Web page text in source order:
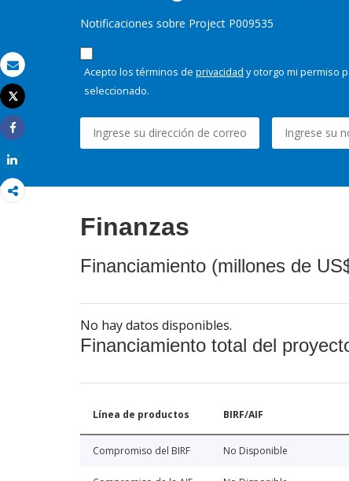
Correo electrónico
Imprimir
Tweet
Share
Notificaciones sobre Project P009535
Acepto los términos de privacidad y otorgo mi permiso
seleccionado.
Finanzas
Financiamiento (millones de
No hay datos disponibles.
Financiamiento total del
Línea de productos BIRF/AIF
Compromiso del BIRF No Disponible